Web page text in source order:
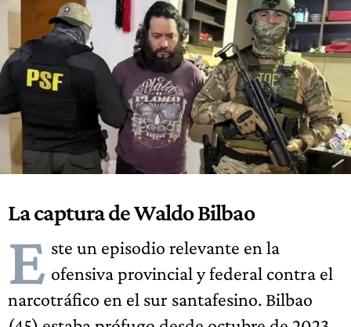
La captura deWaldo Bilbao
E ste un episodio relevante en la
ofensiva provincial y federal contra el
narcotráfico en el sur santafesino. Bilbao